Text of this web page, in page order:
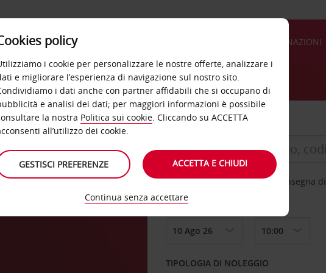
OFFERTE DESTINAZIONI
Scegli una località di riconsegna
DAL GIORNO
TIPOLOGIA DI NOLEGGIO
policy
i cookie per personalizzare le nostre offerte, analizzare i
e migliorare l’esperienza di navigazione sul nostro sito.
i dati anche con partner affidabili che si occupano di
e analisi dei dati; per maggiori informazioni è possibile
la nostra Politica sui cookie. Cliccando su ACCETTA
all’utilizzo dei cookie.
GESTISCI PREFERENZE ACCETTA E CHIUDI
Continua senza accettare